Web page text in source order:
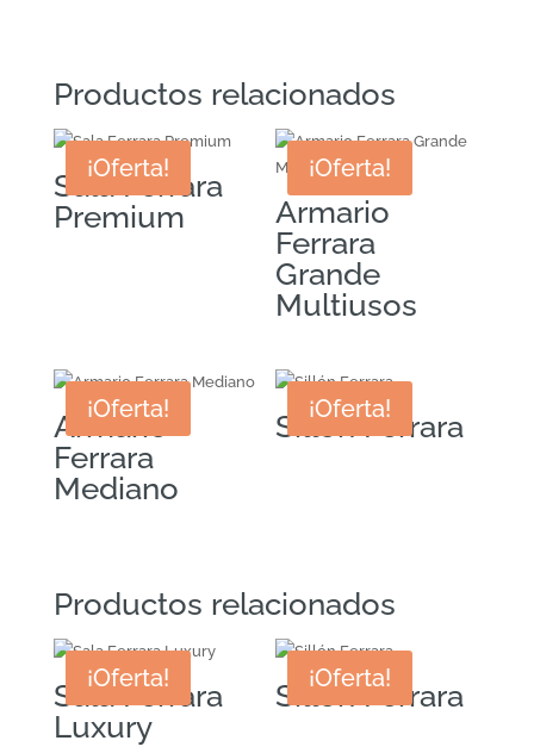
Productos relacionados
¡Oferta!
Sala Ferrara
Premium
¡Oferta!
Armario
Ferrara
Grande
Multiusos
¡Oferta!
Armario
Ferrara
Mediano
¡Oferta!
Sillón Ferrara
Productos relacionados
¡Oferta!
Sala Ferrara
Luxury
¡Oferta!
Sillón Ferrara